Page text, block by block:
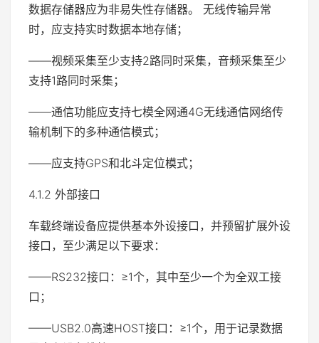
数据存储器应为非易失性存储器。 无线传输异常
时，应支持实时数据本地存储；
——视频采集至少支持2路同时采集，音频采集至少
支持1路同时采集；
——通信功能应支持七模全网通4G无线通信网络传
输机制下的多种通信模式；
——应支持GPS和北斗定位模式；
4.1.2 外部接口
车载终端设备应提供基本外设接口，并预留扩展外设
接口，至少满足以下要求：
——RS232接口：≥1个，其中至少一个为全双工接
口；
——USB2.0高速HOST接口：≥1个，用于记录数据